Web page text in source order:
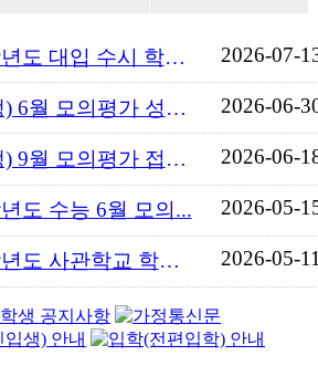
도 대입 수시 학교... 2026-07-
월 모의평가 성적... 2026-06-
월 모의평가 접수... 2026-06-
도 수능 6월 모의... 2026-05-
사관학교 학교장... 2026-05-